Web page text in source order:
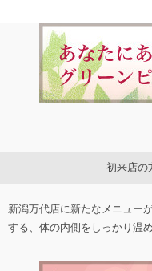
初来店の
新潟万代店に新たなメニュー
する、体の内側をしっかり温